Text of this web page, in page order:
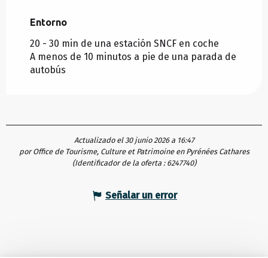
Entorno
Entorno
20 - 30 min de una estación SNCF en coche
A menos de 10 minutos a pie de una parada de
autobús
Actualizado el 30 junio 2026 a 16:47
por Office de Tourisme, Culture et Patrimoine en Pyrénées Cathares
(Identificador de la oferta : 6247740)
Señalar un error